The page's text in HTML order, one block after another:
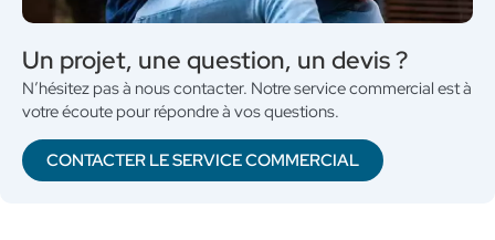
Un projet, une question, un devis ?
N’hésitez pas à nous contacter. Notre service commercial est à
votre écoute pour répondre à vos questions.
CONTACTER LE SERVICE COMMERCIAL